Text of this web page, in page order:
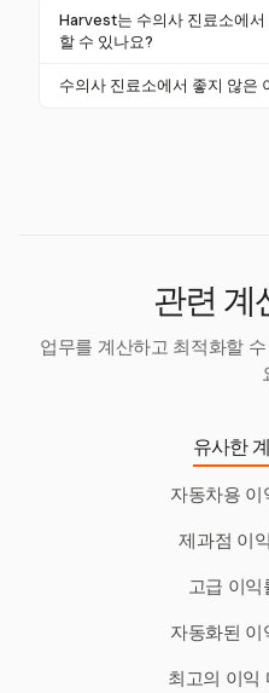
인건비는 수의사 진료소
정확한 추적은 자원 할당
Harvest는 수의사 진료소에
할 수 있나요?
Harvest는 QuickBooks 및
수의사 진료소에서 좋지 않은
관련 계
업무를 계산하고 최적화할
유사한
자동차용 이
제과점 이
고급 이익
자동화된 이
최고의 이익